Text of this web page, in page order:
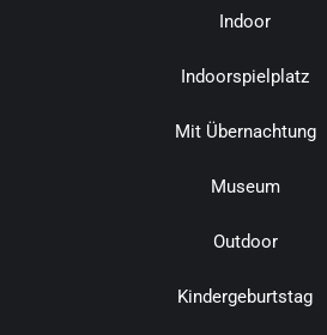
Indoor
Indoorspielplatz
Mit Übernachtung
Museum
Outdoor
Kindergeburtstag